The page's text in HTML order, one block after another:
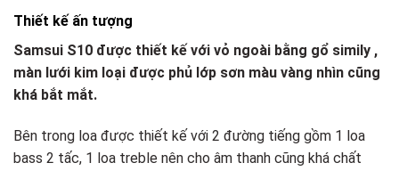
Thiết kế ấn tượng
Samsui S10 được thiết kế với vỏ ngoài bằng gổ simily ,
màn lưới kim loại được phủ lớp sơn màu vàng nhìn cũng
khá bắt mắt.
Bên trong loa được thiết kế với 2 đường tiếng gồm 1 loa
bass 2 tấc, 1 loa treble nên cho âm thanh cũng khá chất